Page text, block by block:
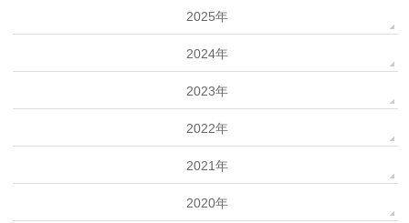
2025年
2024年
2023年
2022年
2021年
2020年